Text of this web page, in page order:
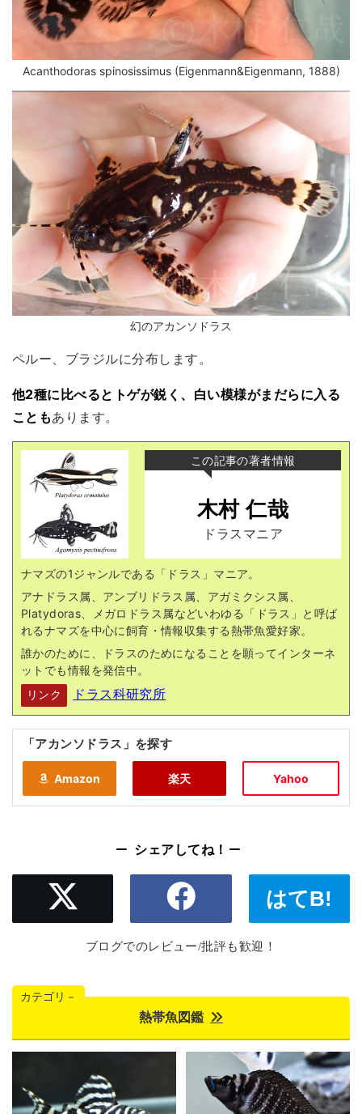
Acanthodoras spinosissimus (Eigenmann&Eigenmann, 1888)
幻のアカンソドラス
ペルー、ブラジルに分布します。
他2種に比べるとトゲが鋭く、白い模様がまだらに入る
こともあります。
この記事の著者情報
木村 仁哉
ドラスマニア
ナマズの1ジャンルである「ドラス」マニア。
アナドラス属、アンブリドラス属、アガミクシス属、
Platydoras、メガロドラス属などいわゆる「ドラス」と呼ば
れるナマズを中心に飼育・情報収集する熱帯魚愛好家。
誰かのために、ドラスのためになることを願ってインターネ
ットでも情報を発信中。
リンク
ドラス科研究所
「アカンソドラス」を探す
Amazon 楽天 Yahoo
シェアしてね！
はてB!
ブログでのレビュー/批評も歓迎！
カテゴリ－
熱帯魚図鑑